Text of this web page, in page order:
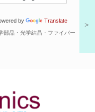
by Translate
部品・光学結晶・ファイバー
＞